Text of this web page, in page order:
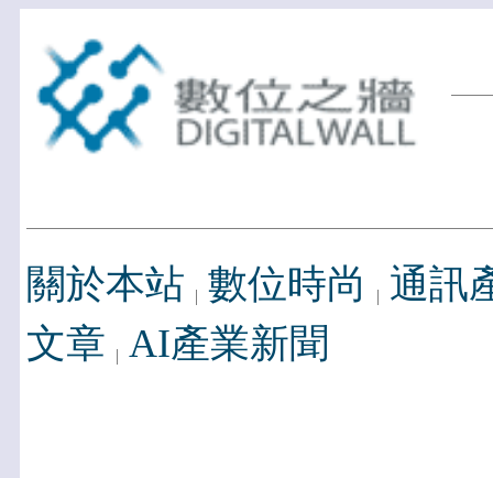
關於本站 數位時尚
通訊
文章 AI產業新聞